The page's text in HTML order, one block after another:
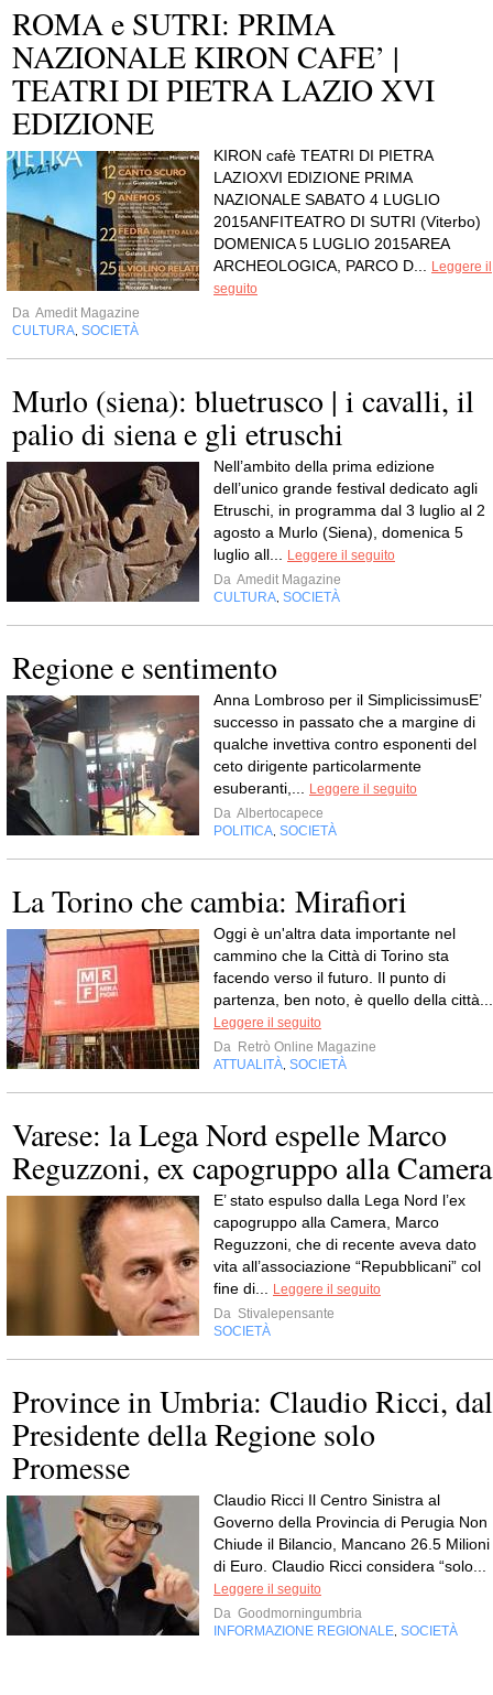
ROMA e SUTRI: PRIMA
NAZIONALE KIRON CAFE’ |
TEATRI DI PIETRA LAZIO XVI
EDIZIONE
KIRON cafè TEATRI DI PIETRA
LAZIOXVI EDIZIONE PRIMA
NAZIONALE SABATO 4 LUGLIO
2015ANFITEATRO DI SUTRI (Viterbo)
DOMENICA 5 LUGLIO 2015AREA
ARCHEOLOGICA, PARCO D...
Leggere il
seguito
Da Amedit Magazine
CULTURA SOCIETÀ
Murlo (siena): bluetrusco | i cavalli, il
palio di siena e gli etruschi
Nell’ambito della prima edizione
dell’unico grande festival dedicato agli
Etruschi, in programma dal 3 luglio al 2
agosto a Murlo (Siena), domenica 5
luglio all...
Leggere il seguito
Da Amedit Magazine
CULTURA SOCIETÀ
Regione e sentimento
Anna Lombroso per il SimplicissimusE’
successo in passato che a margine di
qualche invettiva contro esponenti del
ceto dirigente particolarmente
esuberanti,...
Leggere il seguito
Da Albertocapece
POLITICA SOCIETÀ
La Torino che cambia: Mirafiori
Oggi è un'altra data importante nel
cammino che la Città di Torino sta
facendo verso il futuro. Il punto di
partenza, ben noto, è quello della città...
Leggere il seguito
Da Retrò Online Magazine
ATTUALITÀ SOCIETÀ
Varese: la Lega Nord espelle Marco
Reguzzoni, ex capogruppo alla Camera
E’ stato espulso dalla Lega Nord l’ex
capogruppo alla Camera, Marco
Reguzzoni, che di recente aveva dato
vita all’associazione “Repubblicani” col
fine di...
Leggere il seguito
Da Stivalepensante
SOCIETÀ
Province in Umbria: Claudio Ricci, dal
Presidente della Regione solo
Promesse
Claudio Ricci Il Centro Sinistra al
Governo della Provincia di Perugia Non
Chiude il Bilancio, Mancano 26.5 Milioni
di Euro. Claudio Ricci considera “solo...
Leggere il seguito
Da Goodmorningumbria
INFORMAZIONE REGIONALE SOCIETÀ